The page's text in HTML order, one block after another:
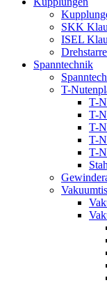
SKK
ISEL
Spanntechnik
T-
T-
T-
T-
T-
T-